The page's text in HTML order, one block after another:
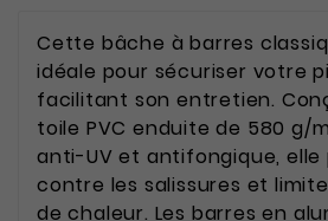
Cette bâche à barres
idéale pour sécuriser votre
facilitant son entretien.
toile PVC enduite de 580 g/
anti-UV et antifongique, elle
contre les salissures et
de chaleur. Les barres en